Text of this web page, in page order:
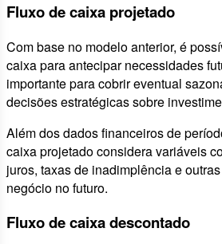
Fluxo de caixa projetado
Com base no modelo anterior, é
caixa para antecipar necessidades
importante para cobrir eventual
decisões estratégicas sobre
Além dos dados financeiros de
caixa projetado considera variáveis
juros, taxas de inadimplência e
negócio no futuro.
Fluxo de caixa descontado